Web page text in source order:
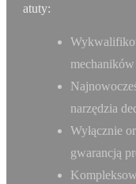
atuty:
narzędzia
Wyłącznie
gwarancją